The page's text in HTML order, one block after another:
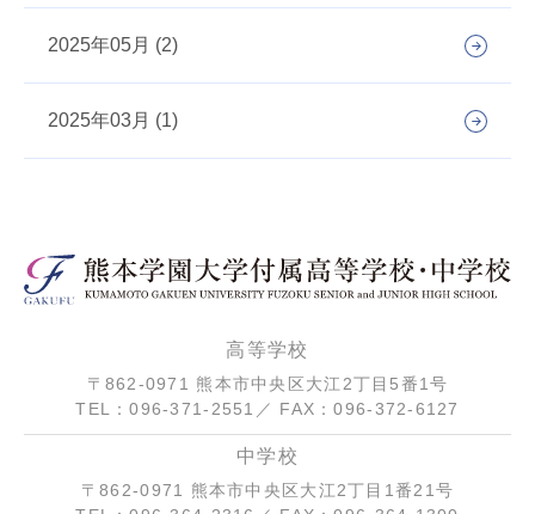
2025年05月 (2)
2025年03月 (1)
高等学校
〒862-0971 熊本市中央区大江2丁目5番1号
TEL：096-371-2551／ FAX：096-372-6127
中学校
〒862-0971 熊本市中央区大江2丁目1番21号